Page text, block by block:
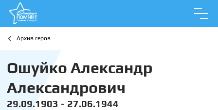
Архив геров
Ошуйко Александр
Александрович
29.09.1903 - 27.06.1944